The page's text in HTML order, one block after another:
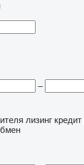
–
лизинг кредит